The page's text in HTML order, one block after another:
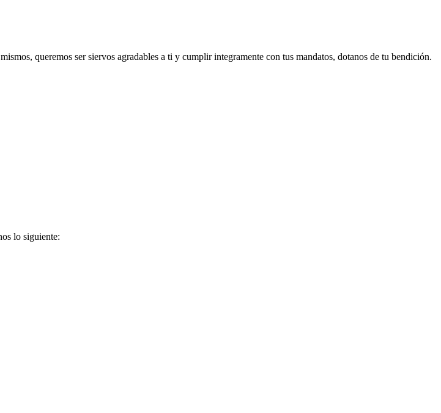
queremos ser siervos agradables a ti y cumplir integramente con tus mandatos, dotanos de tu bendición.
lo siguiente: